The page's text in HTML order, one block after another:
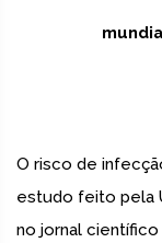
O risco de
estudo feito pela
no jornal